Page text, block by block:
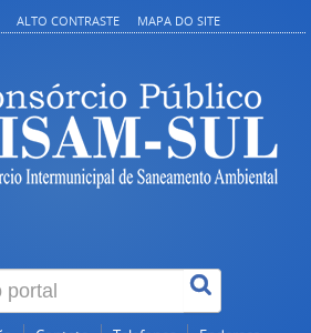
ALTO CONTRASTE MAPA DO SITE